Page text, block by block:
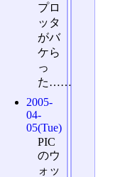
プロ
ッタ
がバ
ケら
っ
た……
2005-
04-
05(Tue)
PIC
のウ
ォッ